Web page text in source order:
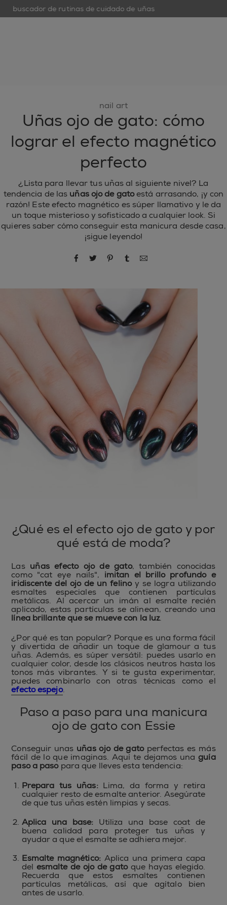
buscador de rutinas de cuidado de uñas
nail art
Uñas ojo de gato: cómo
lograr el efecto magnético
perfecto
¿Lista para llevar tus uñas al siguiente nivel? La
tendencia de las uñas ojo de gatoestá arrasando, ¡y con
razón! Este efecto magnético es súper llamativo y le da
un toque misterioso y sofisticado a cualquier look. Si
quieres saber cómo conseguir esta manicura desde casa,
¡sigue leyendo!
compartir por Facebook
compartir por Twitter
compartir por Pinterest
compartir por Tumblr
compartir por
¿Qué es el efecto ojo de gato y por
qué está de moda?
Las uñas efecto ojo de gato, también conocidas
como "cat eye nails", imitan el brillo profundo e
iridiscente del ojo de un felinoy se logra utilizando
esmaltes especiales que contienen partículas
metálicas. Al acercar un imán al esmalte recién
aplicado, estas partículas se alinean, creando una
línea brillante que se mueve con la luz.
¿Por qué es tan popular? Porque es una forma fácil
y divertida de añadir un toque de glamour a tus
uñas. Además, es súper versátil: puedes usarlo en
cualquier color, desde los clásicos neutros hasta los
tonos más vibrantes. Y si te gusta experimentar,
puedes combinarlo con otras técnicas como el
efecto espejo.
Paso a paso para una manicura
ojo de gato con Essie
Conseguir unas uñas ojo de gatoperfectas es más
fácil de lo que imaginas. Aquí te dejamos unaguía
paso a pasopara que lleves esta tendencia:
Prepara tus uñas:Lima, da forma y retira
cualquier resto de esmalte anterior. Asegúrate
de que tus uñas estén limpias y secas.
Aplica una base: Utiliza una base coat de
buena calidad para proteger tus uñas y
ayudar a que el esmalte se adhiera mejor.
Esmalte magnético:Aplica una primera capa
del esmalte de ojo de gatoque hayas elegido.
Recuerda que estos esmaltes contienen
partículas metálicas, así que agítalo bien
antes de usarlo.